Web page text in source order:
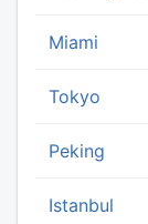
Miami
Tokyo
Peking
Istanbul